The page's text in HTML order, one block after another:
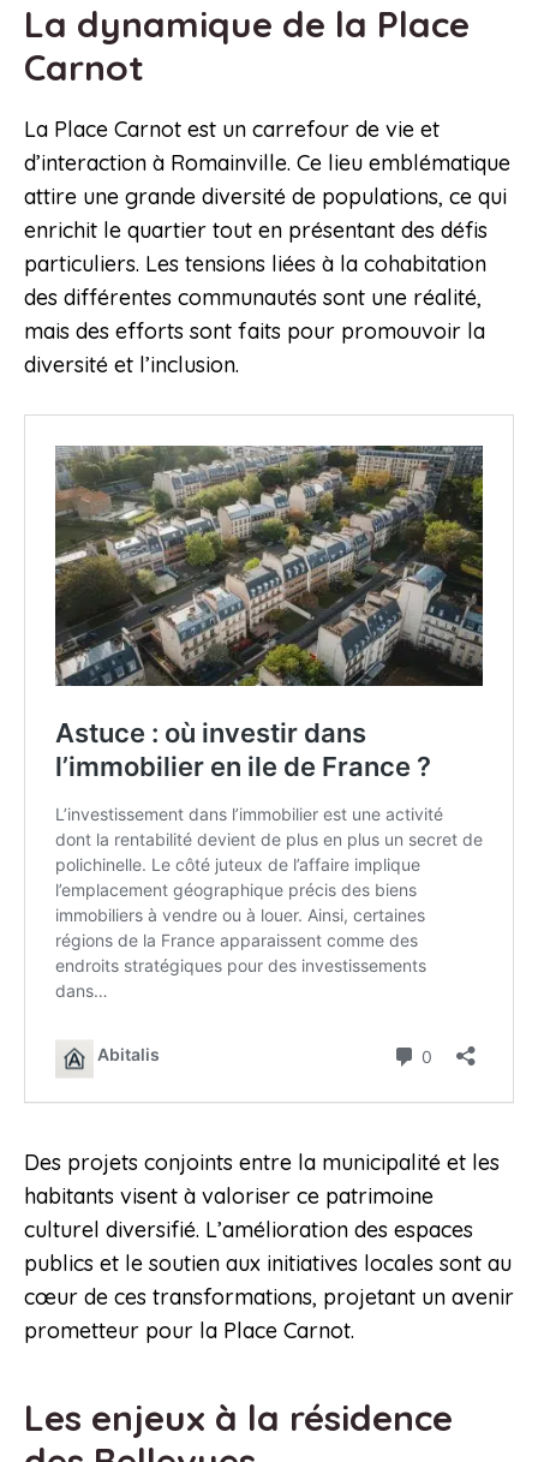
La dynamique de la Place
Carnot
La Place Carnot est un carrefour de vie et
d’interaction à Romainville. Ce lieu emblématique
attire une grande diversité de populations, ce qui
enrichit le quartier tout en présentant des défis
particuliers. Les tensions liées à la cohabitation
des différentes communautés sont une réalité,
mais des efforts sont faits pour promouvoir la
diversité et l’inclusion.
Des projets conjoints entre la municipalité et les
habitants visent à valoriser ce patrimoine
culturel diversifié. L’amélioration des espaces
publics et le soutien aux initiatives locales sont au
cœur de ces transformations, projetant un avenir
prometteur pour la Place Carnot.
Les enjeux à la résidence